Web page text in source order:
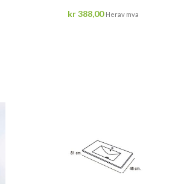
kr388,00 Herav mva